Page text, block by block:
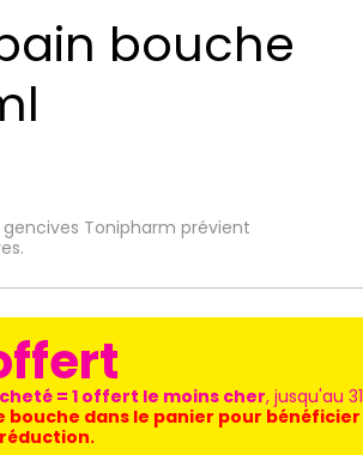
bouche
Tonipharm prévient
= 1 offert le moins cher, jusqu'au 31
bouche dans le panier pour bénéficier